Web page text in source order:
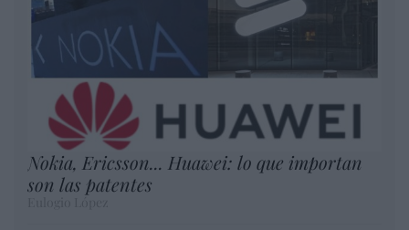
Nokia, Ericsson... Huawei: lo que importan
son las patentes